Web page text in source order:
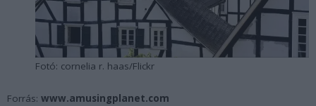
Fotó: cornelia r. haas/Flickr
Forrás: www.amusingplanet.com